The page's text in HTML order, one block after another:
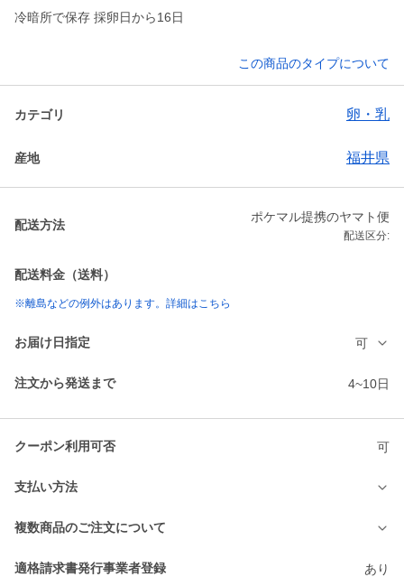
冷暗所で保存 採卵日から16日
この商品のタイプについて
カテゴリ 卵・乳
産地 福井県
配送方法
ポケマル提携のヤマト便
配送区分:
配送料金（送料）
※離島などの例外はあります。詳細はこちら
お届け日指定 可
注文から発送まで 4~10日
クーポン利用可否 可
支払い方法
複数商品のご注文について
適格請求書発行事業者登録 あり